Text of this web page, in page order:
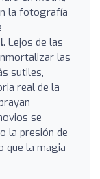
la fotografía
. Lejos de las
las
sutiles,
real de la
se
la presión de
que la magia